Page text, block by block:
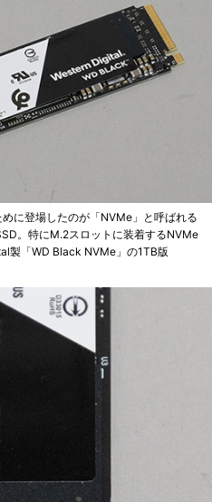
に登場したのが「NVMe」と呼ばれる
。特にM.2スロットに装着するNVMe
製「WD Black NVMe」の1TB版